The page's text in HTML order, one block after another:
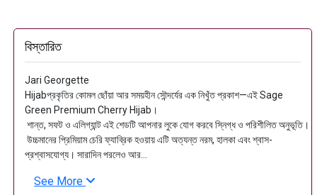
বিস্তারিত
Jari Georgette
Hijabপ্রকৃতির কোমল ছোঁয়া আর সময়হীন সৌন্দর্যের এক নিখুঁত প্রকাশ—এই Sage
Green Premium Cherry Hijab।
শান্ত, সফট ও এলিগ্যান্ট এই শেডটি আপনার লুকে যোগ করবে স্নিগ্ধ ও পরিশীলিত অনুভূতি।
উচ্চমানের প্রিমিয়াম চেরি ফ্যাব্রিক হওয়ায় এটি অত্যন্ত নরম, হালকা এবং শ্বাস-
প্রশ্বাসযোগ্য। সারাদিন পরলেও আর...
See More